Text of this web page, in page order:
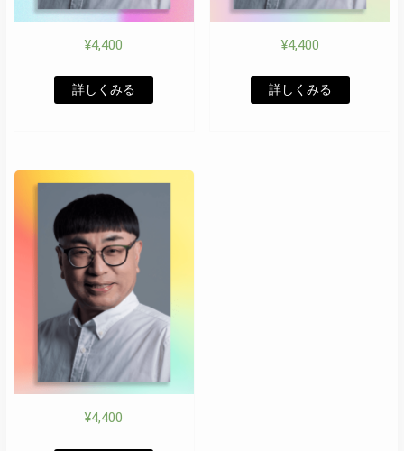
¥4,400
詳しくみる
¥4,400
詳しくみる
¥4,400